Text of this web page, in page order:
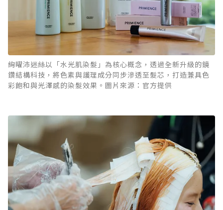
絢曜沛迷絲以「水光肌染髮」為核心概念，透過全新升級的鏡
鑽結構科技，將色素與護理成分同步滲透至髮芯，打造兼具色
彩飽和與光澤感的染髮效果。圖片來源：官方提供